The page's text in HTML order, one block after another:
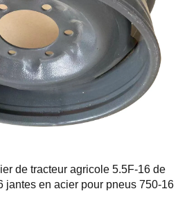
de tracteur agricole 5.5F-16 de
jantes en acier pour pneus 750-16